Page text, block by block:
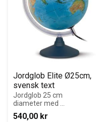
Jordglob Elite Ø25cm,
svensk text
Jordglob 25 cm
diameter med
belysning.
540,00 kr